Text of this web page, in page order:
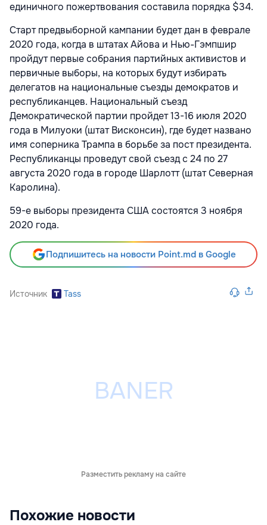
единичного пожертвования составила порядка $34.
Старт предвыборной кампании будет дан в феврале
2020 года, когда в штатах Айова и Нью-Гэмпшир
пройдут первые собрания партийных активистов и
первичные выборы, на которых будут избирать
делегатов на национальные съезды демократов и
республиканцев. Национальный съезд
Демократической партии пройдет 13-16 июля 2020
года в Милуоки (штат Висконсин), где будет названо
имя соперника Трампа в борьбе за пост президента.
Республиканцы проведут свой съезд с 24 по 27
августа 2020 года в городе Шарлотт (штат Северная
Каролина).
59-е выборы президента США состоятся 3 ноября
2020 года.
Подпишитесь на новости Point.md в Google
Источник Tass
Разместить рекламу на сайте
Похожие новости